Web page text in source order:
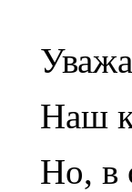
Наш
Но, в